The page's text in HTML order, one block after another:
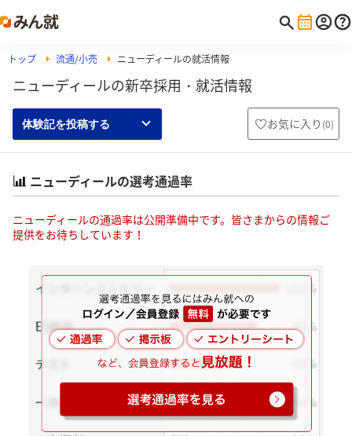
トップ 流通/小売 ニューディールの就活情報
ニューディールの新卒採用・就活情報
体験記を投稿する お気に入り (0)
ニューディールの選考通過率
ニューディールの通過率は公開準備中です。皆さまからの情報ご
提供をお待ちしています！